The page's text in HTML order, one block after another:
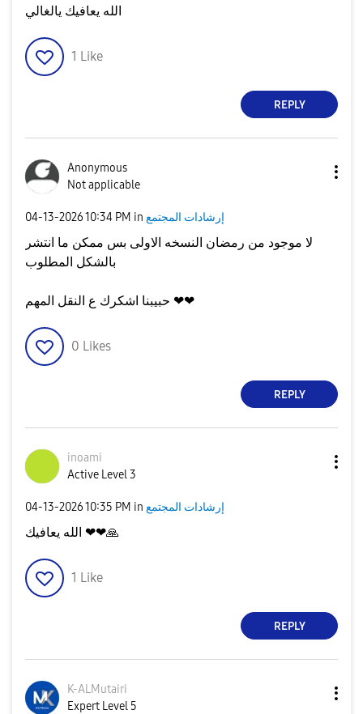
الله يعافيك يالغالي
1 Like
REPLY
Anonymous
Not applicable
‎04-13-202610:34 PM in إرشادات المجتمع
لا موجود من رمضان النسخه الاولى بس ممكن ما انتشر
بالشكل المطلوب
حبيبنا اشكرك ع النقل المهم ❤❤
0 Likes
REPLY
inoami
Active Level 3
‎04-13-202610:35 PM in إرشادات المجتمع
الله يعافيك ❤❤🙏
1 Like
REPLY
K-ALMutairi
Expert Level 5